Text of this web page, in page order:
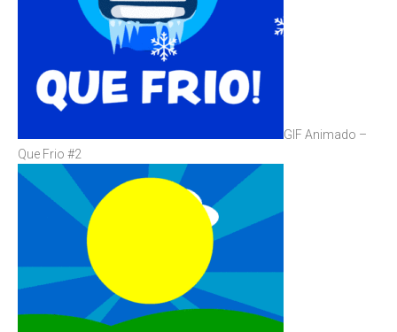
GIF Animado –
Que Frio #2